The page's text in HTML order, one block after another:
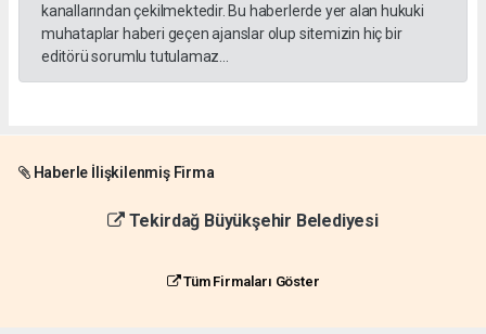
kanallarından çekilmektedir. Bu haberlerde yer alan hukuki
muhataplar haberi geçen ajanslar olup sitemizin hiç bir
editörü sorumlu tutulamaz...
Haberle İlişkilenmiş Firma
Tekirdağ Büyükşehir Belediyesi
Tüm Firmaları Göster